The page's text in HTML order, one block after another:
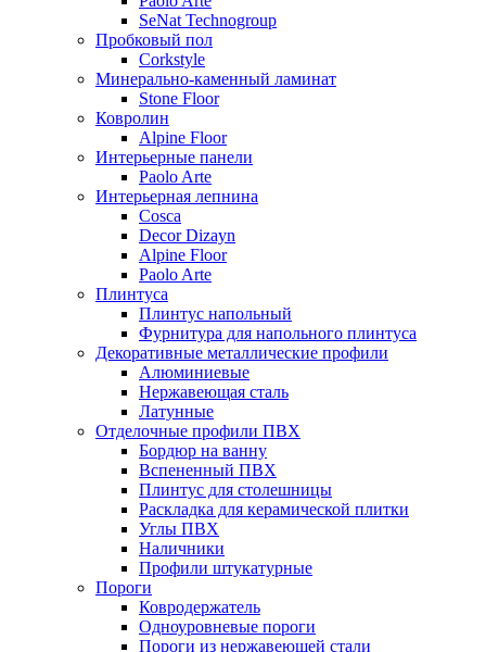
SeNat Technogroup
Пробковый пол
Corkstyle
Минерально-каменный ламинат
Stone Floor
Ковролин
Alpine Floor
Интерьерные панели
Paolo Arte
Интерьерная лепнина
Cosca
Decor Dizayn
Alpine Floor
Paolo Arte
Плинтуса
Плинтус напольный
Фурнитура для напольного плинтуса
Декоративные металлические профили
Алюминиевые
Нержавеющая сталь
Латунные
Отделочные профили ПВХ
Бордюр на ванну
Вспененный ПВХ
Плинтус для столешницы
Раскладка для керамической плитки
Углы ПВХ
Наличники
Профили штукатурные
Пороги
Ковродержатель
Одноуровневые пороги
Пороги из нержавеющей стали